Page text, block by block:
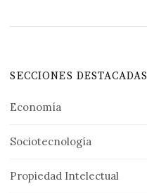
SECCIONES DESTACADAS
Economía
Sociotecnología
Propiedad Intelectual